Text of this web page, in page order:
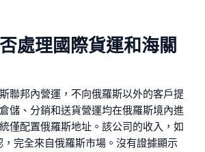
處理國際貨運和海關
聯邦內營運，不向俄羅斯以外的客戶提
儲、分銷和送貨營運均在俄羅斯境內進
僅配置俄羅斯地址。該公司的收入，如
完全來自俄羅斯市場。沒有證據顯示